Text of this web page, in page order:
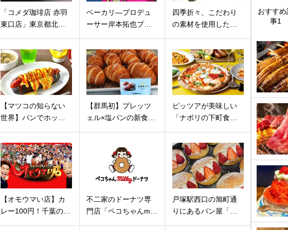
「コメダ珈琲店 赤羽
東口店」東京都北…
ベーカリ―プロデュ
ーサー岸本拓也プ…
四季折々、こだわり
の素材を使用した…
【マツコの知らない
世界】パンでホッ…
【群馬初】プレッツ
ェル×塩パンの新食…
ピッツアが美味しい
「ナポリの下町食…
【オモウマい店】カ
レー100円！千葉の…
不二家のドーナツ専
門店「ペコちゃんm…
戸塚駅西口の旭町通
りにあるパン屋「…
おすすめ
事1